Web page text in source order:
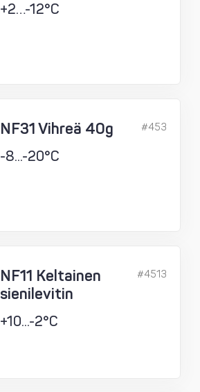
+2…-12°C
NF31 Vihreä 40g
-8...-20°C
#453
NF11 Keltainen
sienilevitin
+10...-2°C
#4513